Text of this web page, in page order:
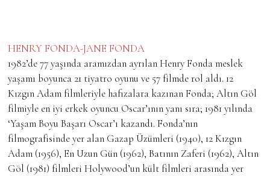
HENRY FONDA-JANE FONDA
1982’de 77 yaşında aramızdan ayrılan Henry Fonda meslek
yaşamı boyunca 21 tiyatro oyunu ve 57 filmde rol aldı. 12
Kızgın Adam filmleriyle hafızalara kazınan Fonda; Altın Göl
filmiyle en iyi erkek oyuncu Oscar’ının yanı sıra; 1981 yılında
‘Yaşam Boyu Başarı Oscar’ı kazandı. Fonda’nın
filmografisinde yer alan Gazap Üzümleri (1940), 12 Kızgın
Adam (1956), En Uzun Gün (1962), Batının Zaferi (1962), Altın
Göl (1981) filmleri Holywood’un kült filmleri arasında yer